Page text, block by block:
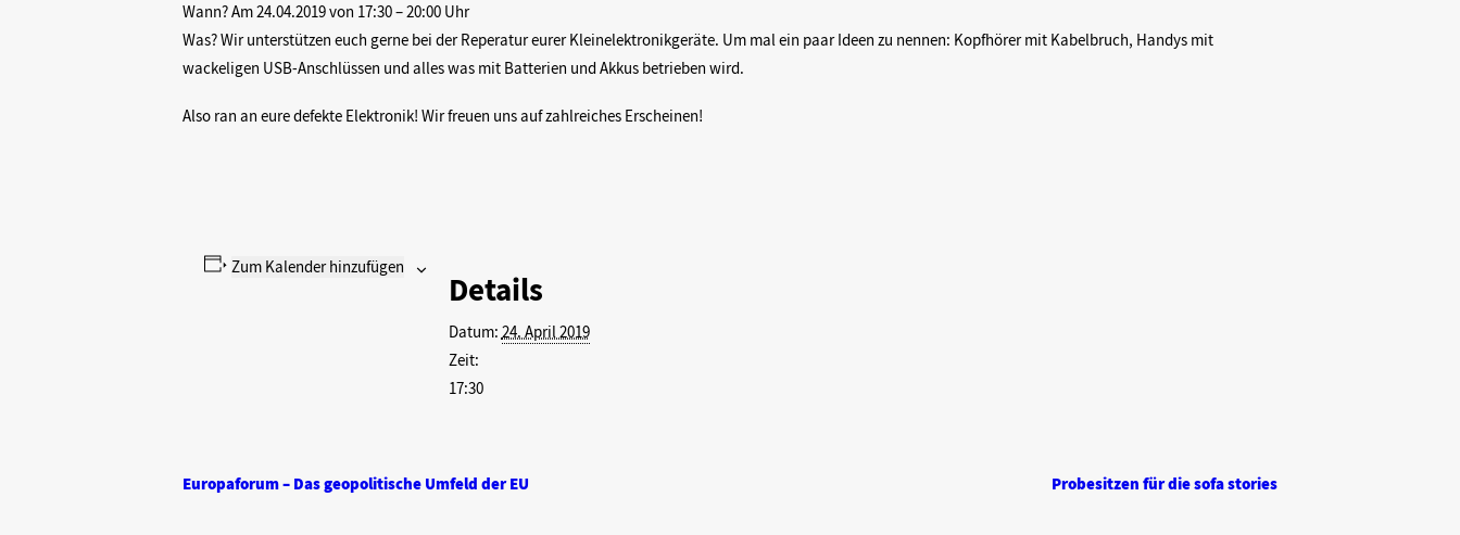
Wann? Am 24.04.2019 von 17:30 – 20:00 Uhr
Was? Wir unterstützen euch gerne bei der Reperatur eurer Kleinelektronikgeräte. Um mal ein paar Ideen zu nennen: Kopfhörer mit Kabelbruch, Handys mit
wackeligen USB-Anschlüssen und alles was mit Batterien und Akkus betrieben wird.
Also ran an eure defekte Elektronik! Wir freuen uns auf zahlreiches Erscheinen!
Zum Kalender hinzufügen
Details
Datum:24. April 2019
Zeit:
17:30
Europaforum – Das geopolitische Umfeld der EU Probesitzen für die sofa stories